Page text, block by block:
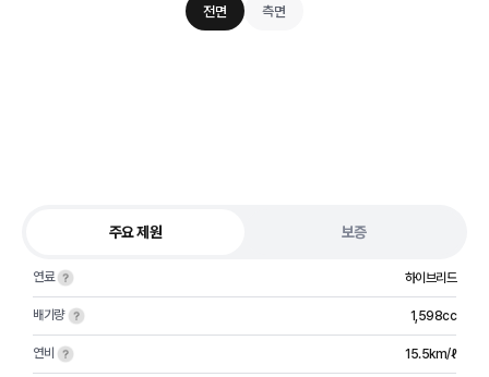
전면 측면
주요 제원 보증
연료 하이브리드
배기량 1,598cc
연비 15.5km/ℓ